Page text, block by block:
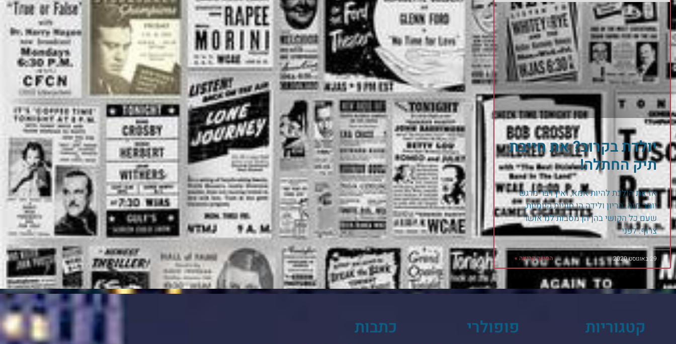
יולדת בקרוב? את חייבת
תיק החתלה!
אז את הולכת להיות אמא, ואין דבר מרגש
יותר מזה. הריון ולידה הן חוויות קיומיות,
שעם כל הקושי בהן הן מסבות לנו אושר
צרוף. לפני
המשך קריאה » 29 באוגוסט 2020
קטגוריות פופולרי כתבות